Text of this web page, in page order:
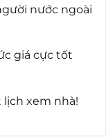
nước ngoài
giá cực tốt
lịch xem nhà!